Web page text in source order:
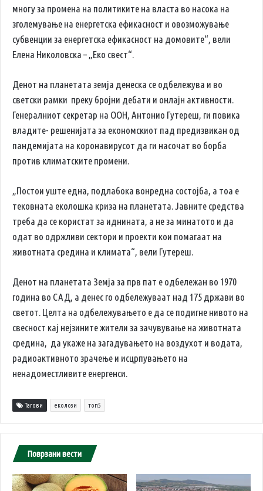
многу за промена на политиките на власта во насока на
зголемување на енергетска ефикасност и овозможување
субвенции за енергетска ефикасност на домовите“, вели
Елена Николовска – „Еко свест“.
Денот на планетата земја денеска се одбележува и во
светски рамки преку бројни дебати и онлајн активности.
Генералниот секретар на ООН, Антонио Гутереш, ги повика
владите- решeнијата за економскиот пад предизвикан од
пандемијата на коронавирусот да ги насочат во борба
против климатските промени.
„Постои уште една, подлабока вонредна состојба, а тоа е
тековната еколошка криза на планетата. Јавните средства
треба да се користат за иднината, а не за минатото и да
одат во одржливи сектори и проекти кои помагаат на
животната средина и климата“, вели Гутереш.
Денот на планетата Земја за прв пат е одбележан во 1970
година во САД, а денес го одбележуваат над 175 држави во
светот. Целта на одбележувањето е да се подигне нивото на
свесност кај нејзините жители за зачувување на животната
средина, да укаже на загадувањето на воздухот и водата,
радиоактивното зрачење и исцрпувањето на
ненадоместливите енергенси.
Тагови еколози топ5
Поврзани вести